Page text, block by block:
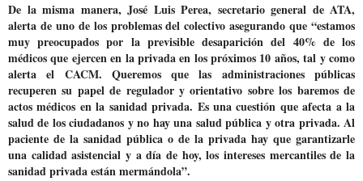
De la misma manera, José Luis Perea, secretario general de ATA,
alerta de uno de los problemas del colectivo asegurando que “estamos
muy preocupados por la previsible desaparición del 40% de los
médicos que ejercen en la privada en los próximos 10 años, tal y como
alerta el CACM. Queremos que las administraciones públicas
recuperen su papel de regulador y orientativo sobre los baremos de
actos médicos en la sanidad privada. Es una cuestión que afecta a la
salud de los ciudadanos y no hay una salud pública y otra privada. Al
paciente de la sanidad pública o de la privada hay que garantizarle
una calidad asistencial y a día de hoy, los intereses mercantiles de la
sanidad privada están mermándola”.